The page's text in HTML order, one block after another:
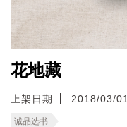
花地藏
上架日期 2018/03/01
诚品选书